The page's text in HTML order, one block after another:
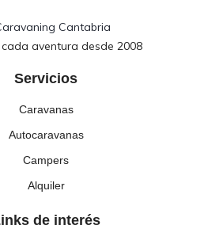
cada aventura desde 2008
Servicios
Caravanas
Autocaravanas
Campers
Alquiler
de interés